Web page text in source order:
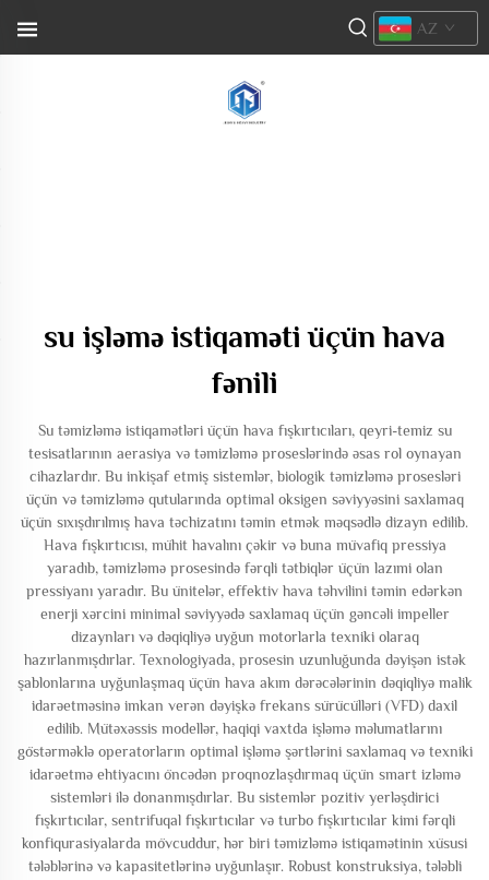
AZ
su işləmə istiqaməti üçün hava
fənili
Su təmizləmə istiqamətləri üçün hava fışkırtıcıları, qeyri-temiz su
tesisatlarının aerasiya və təmizləmə proseslərində əsas rol oynayan
cihazlardır. Bu inkişaf etmiş sistemlər, biologik təmizləmə prosesləri
üçün və təmizləmə qutularında optimal oksigen səviyyəsini saxlamaq
üçün sıxışdırılmış hava təchizatını təmin etmək məqsədlə dizayn edilib.
Hava fışkırtıcısı, mühit havalını çəkir və buna müvafiq pressiya
yaradıb, təmizləmə prosesində fərqli tətbiqlər üçün lazımi olan
pressiyanı yaradır. Bu ünitelər, effektiv hava təhvilini təmin edərkən
enerji xərcini minimal səviyyədə saxlamaq üçün gəncəli impeller
dizaynları və dəqiqliyə uyğun motorlarla texniki olaraq
hazırlanmışdırlar. Texnologiyada, prosesin uzunluğunda dəyişən istək
şablonlarına uyğunlaşmaq üçün hava akım dərəcələrinin dəqiqliyə malik
idarəetməsinə imkan verən dəyişkə frekans sürücülləri (VFD) daxil
edilib. Mütəxəssis modellər, haqiqi vaxtda işləmə məlumatlarını
göstərməklə operatorların optimal işləmə şərtlərini saxlamaq və texniki
idarəetmə ehtiyacını öncədən proqnozlaşdırmaq üçün smart izləmə
sistemləri ilə donanmışdırlar. Bu sistemlər pozitiv yerləşdirici
fışkırtıcılar, sentrifuqal fışkırtıcılar və turbo fışkırtıcılar kimi fərqli
konfiqurasiyalarda mövcuddur, hər biri təmizləmə istiqamətinin xüsusi
tələblərinə və kapasitetlərinə uyğunlaşır. Robust konstruksiya, tələbli